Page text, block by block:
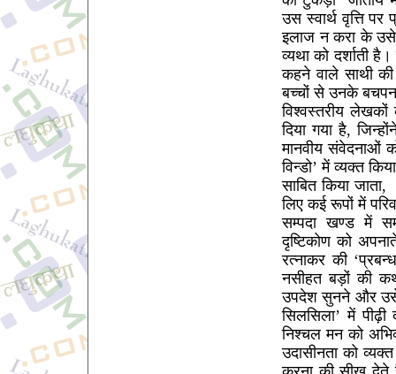
उस स्वार्थ वृत्ति
इलाज न करा के उसे
व्यथा को दर्शाती
कहने वाले साथी
बच्चों से उनके
विश्वस्तरीय
दिया गया है,
मानवीय संवेदनाओं
विन्डो’ में व्यक्त
साबित किया
लिए कई रूपों में
सम्पदा खण्ड में
दृष्टिकोण को
रत्नाकर की
नसीहत बड़ों की
उपदेश सुनने और उसे
सिलसिला’ में
निश्चल मन को
उदासीनता को